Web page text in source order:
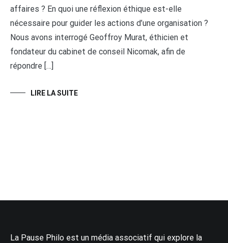
affaires ? En quoi une réflexion éthique est-elle
nécessaire pour guider les actions d’une organisation ?
Nous avons interrogé Geoffroy Murat, éthicien et
fondateur du cabinet de conseil Nicomak, afin de
répondre […]
LIRE LA SUITE
La Pause Philo est un média associatif qui explore la